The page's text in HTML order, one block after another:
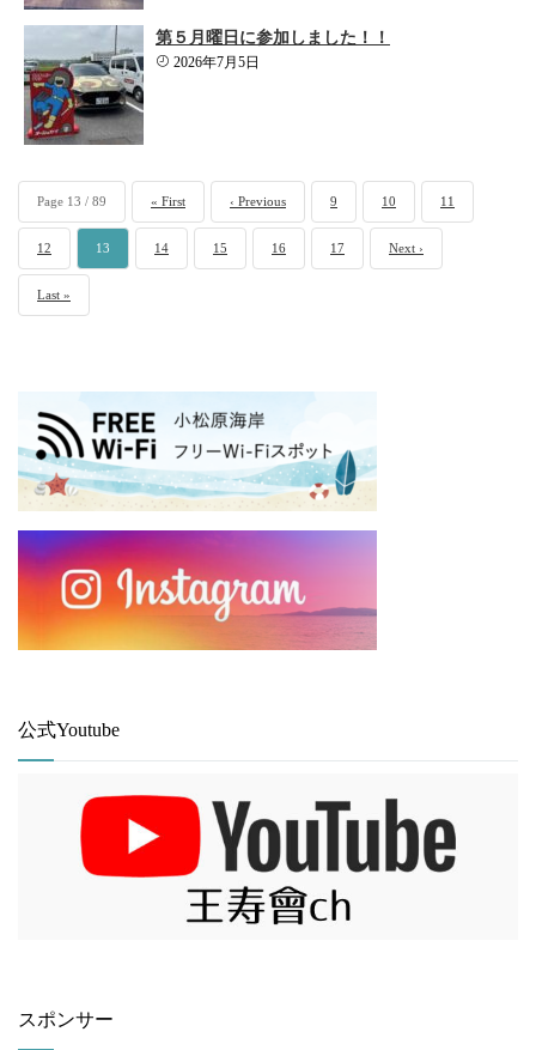
第５月曜日に参加しました！！
2026年7月5日
Page 13 / 89 « First ‹ Previous 9 10 11
12 13 14 15 16 17 Next ›
Last »
公式Youtube
スポンサー